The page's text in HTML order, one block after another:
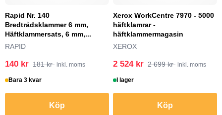
Rapid Nr. 140
Bredtrådsklammer 6 mm,
Häftklammersats, 6 mm,...
RAPID
140 kr 181 kr inkl. moms
Bara 3 kvar
Köp
Xerox WorkCentre 7970 - 5000
häftklamrar -
häftklammermagasin
XEROX
2 524 kr 2 699 kr inkl. moms
I lager
Köp